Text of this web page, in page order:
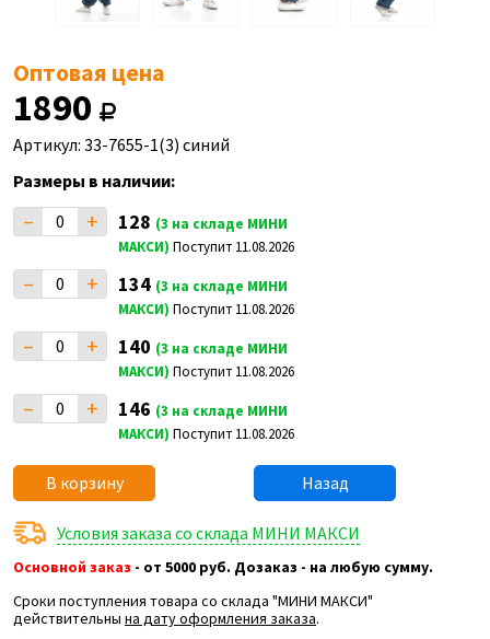
Оптовая цена
1890
Артикул: 33-7655-1(3) синий
Размеры в наличии:
– + 128 (3 на складе МИНИ
МАКСИ) Поступит 11.08.2026
– + 134 (3 на складе МИНИ
МАКСИ) Поступит 11.08.2026
– + 140 (3 на складе МИНИ
МАКСИ) Поступит 11.08.2026
– + 146 (3 на складе МИНИ
МАКСИ) Поступит 11.08.2026
В корзину Назад
Условия заказа со склада МИНИ МАКСИ
Основной заказ - от 5000 руб. Дозаказ - на любую сумму.
Сроки поступления товара со склада "МИНИ МАКСИ"
действительны на дату оформления заказа.